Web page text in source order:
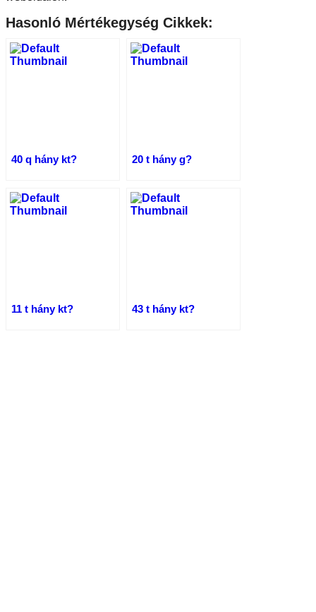
Hasonló Mértékegység Cikkek:
40 q hány kt? 20 t hány g?
11 t hány kt? 43 t hány kt?